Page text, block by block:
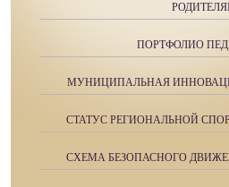
ПОРТФОЛИО
МУНИЦИПАЛЬНАЯ
СТАТУС РЕГИОНАЛЬНОЙ
СХЕМА БЕЗОПАСНОГО